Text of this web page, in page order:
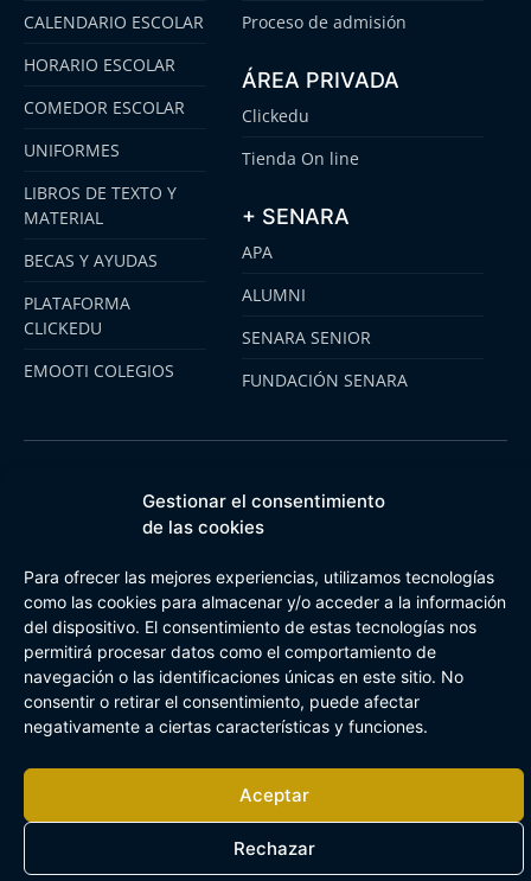
Gestionar el consentimiento
de las cookies
Para ofrecer las mejores experiencias, utilizamos tecnologías
como las cookies para almacenar y/o acceder a la información
del dispositivo. El consentimiento de estas tecnologías nos
permitirá procesar datos como el comportamiento de
navegación o las identificaciones únicas en este sitio. No
consentir o retirar el consentimiento, puede afectar
negativamente a ciertas características y funciones.
Aceptar
Rechazar
CALENDARIO ESCOLAR
HORARIO ESCOLAR
COMEDOR ESCOLAR
UNIFORMES
LIBROS DE TEXTO Y
MATERIAL
BECAS Y AYUDAS
PLATAFORMA
CLICKEDU
EMOOTI COLEGIOS
Proceso de admisión
ÁREA PRIVADA
Clickedu
Tienda On line
+ SENARA
APA
ALUMNI
SENARA SENIOR
FUNDACIÓN SENARA
Buzón Plan Regional